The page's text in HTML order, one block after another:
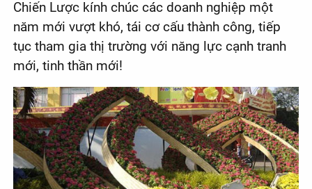
Chiến Lược kính chúc các doanh nghiệp một
năm mới vượt khó, tái cơ cấu thành công, tiếp
tục tham gia thị trường với năng lực cạnh tranh
mới, tinh thần mới!